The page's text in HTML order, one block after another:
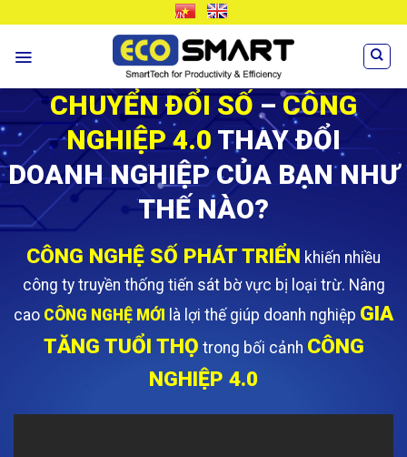
content
VN EN
CHUYỂN ĐỔI SỐ–CÔNG
NGHIỆP 4.0 THAY ĐỔI
DOANH NGHIỆP CỦA BẠN NHƯ
THẾ NÀO?
CÔNG NGHỆ SỐ PHÁT TRIỂN khiến nhiều
công ty truyền thống tiến sát bờ vực bị loại trừ. Nâng
cao CÔNG NGHỆ MỚI là lợi thế giúp doanh nghiệp GIA
TĂNG TUỔI THỌ trong bối cảnh CÔNG
NGHIỆP 4.0